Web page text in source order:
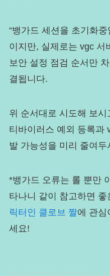
“뱅가드 세션을 초기화
이지만, 실제로는 vgc
보안 설정 점검 순서만
결됩니다.
위 순서대로 시도해 보
티바이러스 예외 등록과
발 가능성을 미리 줄여
*뱅가드 오류는 롤 뿐만
타나니 같이 참고하면 좋
릭터인 클로브 짤에 관심
세요!